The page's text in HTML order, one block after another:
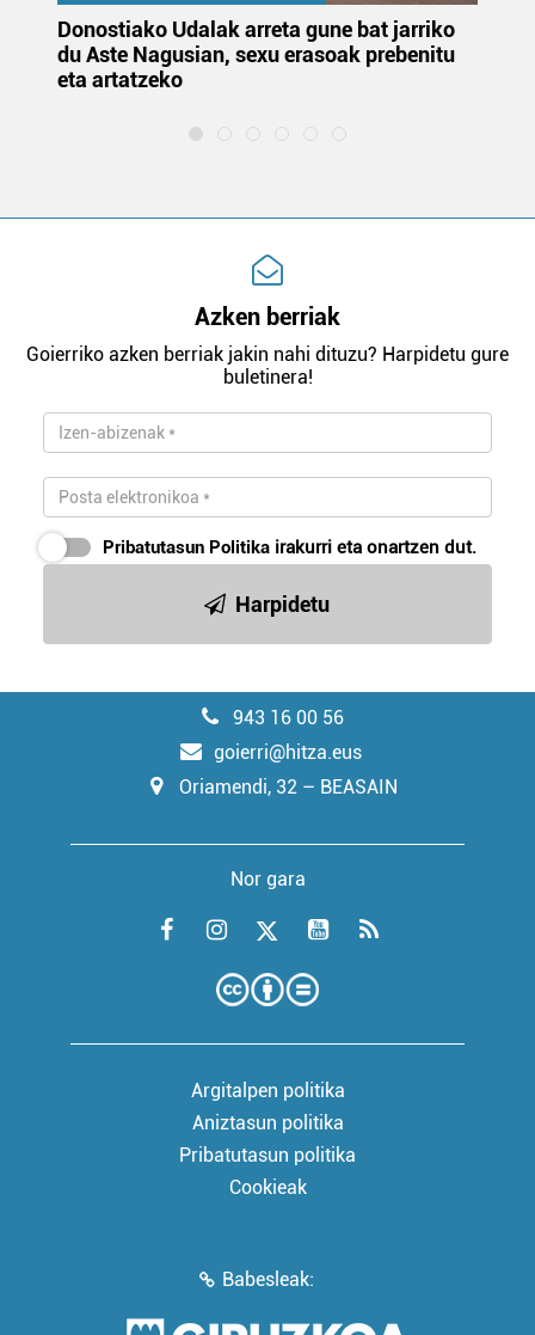
Donostiako Udalak arreta gune bat jarriko
du Aste Nagusian, sexu erasoak prebenitu
eta artatzeko
Azken berriak
Goierriko azken berriak jakin nahi dituzu? Harpidetu gure
buletinera!
Pribatutasun Politika irakurri eta onartzen dut.
Harpidetu
943 16 00 56
goierri@hitza.eus
Oriamendi, 32 – BEASAIN
Nor gara
Argitalpen politika
Aniztasun politika
Pribatutasun politika
Cookieak
Babesleak: